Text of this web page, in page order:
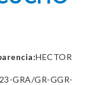
HECTOR
GRA/GR-GGR-